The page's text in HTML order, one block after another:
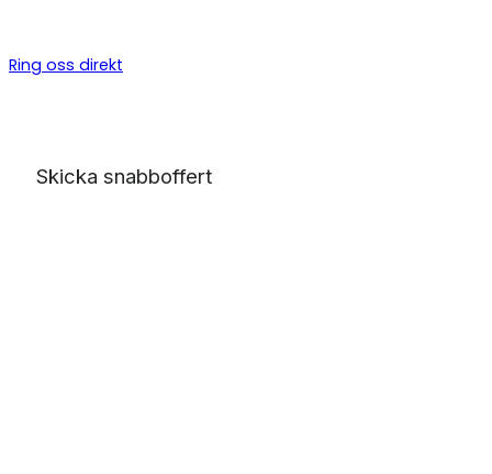
Ring oss direkt
Skicka snabboffert